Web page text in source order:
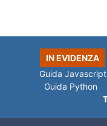
IN EVIDENZA
Guida Javascript
Guida Python